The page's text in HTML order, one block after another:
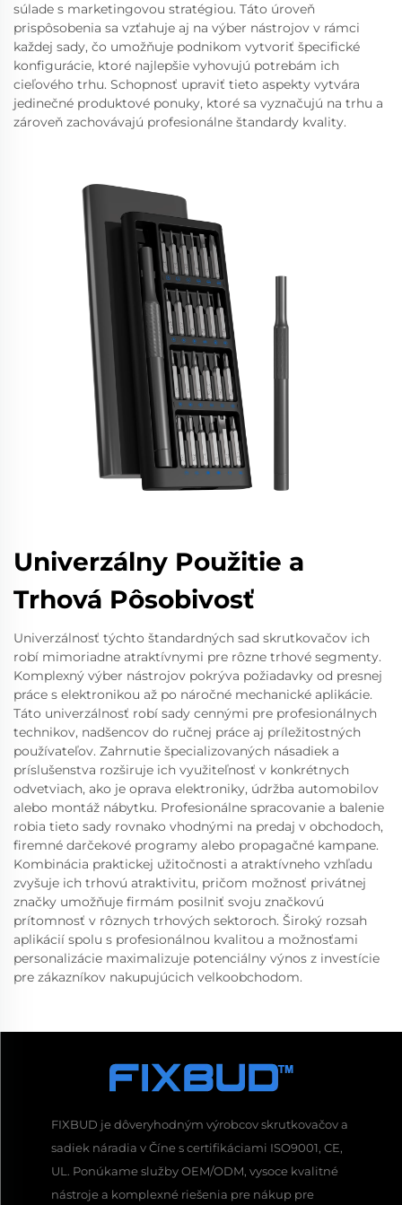
súlade s marketingovou stratégiou. Táto úroveň
prispôsobenia sa vzťahuje aj na výber nástrojov v rámci
každej sady, čo umožňuje podnikom vytvoriť špecifické
konfigurácie, ktoré najlepšie vyhovujú potrebám ich
cieľového trhu. Schopnosť upraviť tieto aspekty vytvára
jedinečné produktové ponuky, ktoré sa vyznačujú na trhu a
zároveň zachovávajú profesionálne štandardy kvality.
Univerzálny Použitie a
Trhová Pôsobivosť
Univerzálnosť týchto štandardných sad skrutkovačov ich
robí mimoriadne atraktívnymi pre rôzne trhové segmenty.
Komplexný výber nástrojov pokrýva požiadavky od presnej
práce s elektronikou až po náročné mechanické aplikácie.
Táto univerzálnosť robí sady cennými pre profesionálnych
technikov, nadšencov do ručnej práce aj príležitostných
používateľov. Zahrnutie špecializovaných násadiek a
príslušenstva rozširuje ich využiteľnosť v konkrétnych
odvetviach, ako je oprava elektroniky, údržba automobilov
alebo montáž nábytku. Profesionálne spracovanie a balenie
robia tieto sady rovnako vhodnými na predaj v obchodoch,
firemné darčekové programy alebo propagačné kampane.
Kombinácia praktickej užitočnosti a atraktívneho vzhľadu
zvyšuje ich trhovú atraktivitu, pričom možnosť privátnej
značky umožňuje firmám posilniť svoju značkovú
prítomnosť v rôznych trhových sektoroch. Široký rozsah
aplikácií spolu s profesionálnou kvalitou a možnosťami
personalizácie maximalizuje potenciálny výnos z investície
pre zákazníkov nakupujúcich velkoobchodom.
FIXBUD je dôveryhodným výrobcov skrutkovačov a
sadiek náradia v Číne s certifikáciami ISO9001, CE,
UL. Ponúkame služby OEM/ODM, vysoce kvalitné
nástroje a komplexné riešenia pre nákup pre